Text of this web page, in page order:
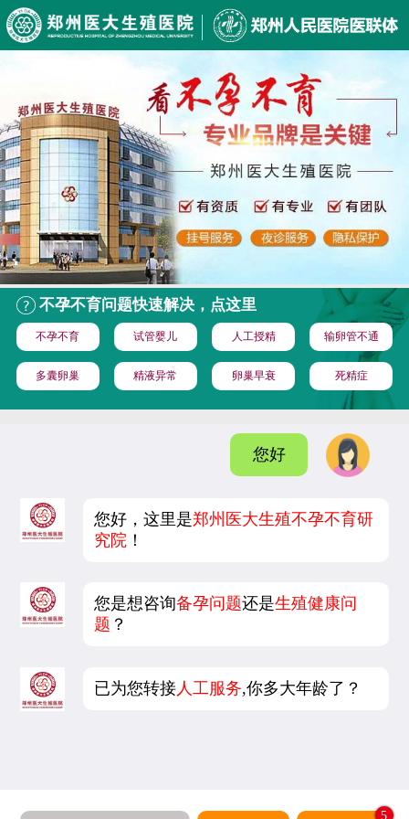
不孕不育问题快速解决，点这里
不孕不育 试管婴儿 人工授精 输卵管不通
多囊卵巢 精液异常 卵巢早衰 死精症
您好
您好，这里是郑州医大生殖不孕不育研
究院 ！
您是想咨询备孕问题还是生殖健康问
题 ？
已为您转接 人工服务,你多大年龄了？
5